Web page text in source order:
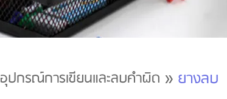
อุปกรณ์การเขียนและลบคำผิด » ยางลบ